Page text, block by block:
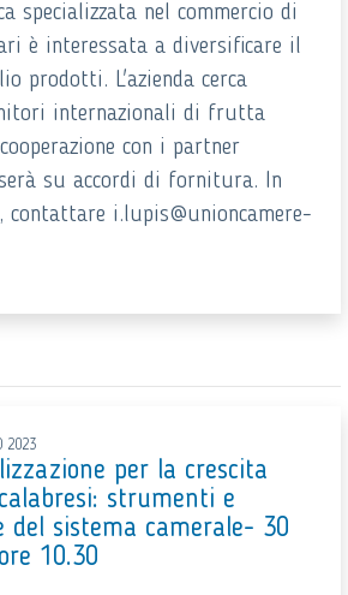
specializzata nel commercio di
è interessata a diversificare il
prodotti. L'azienda cerca
internazionali di frutta
con i partner
su accordi di fornitura. In
contattare i.lupis@unioncamere-
2023
per la crescita
strumenti e
del sistema camerale- 30
10.30